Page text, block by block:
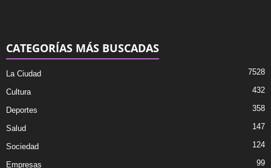
CATEGORÍAS MÁS BUSCADAS
La Ciudad 7528
Cultura 432
Deportes 358
Salud 147
Sociedad 124
Empresas 99